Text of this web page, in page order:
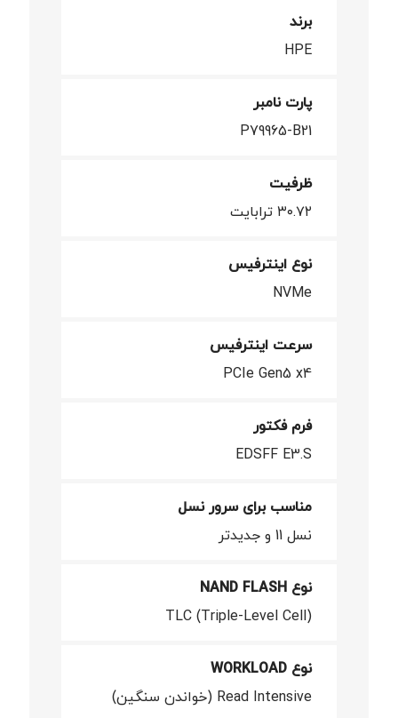
برند
HPE
پارت نامبر
P79965-B21
ظرفیت
۳۰.۷۲ ترابایت
نوع اینترفیس
NVMe
سرعت اینترفیس
PCIe Gen5 x4
فرم فکتور
EDSFF E3.S
مناسب برای سرور نسل
نسل 11 و جدیدتر
نوع NAND FLASH
TLC (Triple-Level Cell)
نوع WORKLOAD
Read Intensive (خواندن سنگین)